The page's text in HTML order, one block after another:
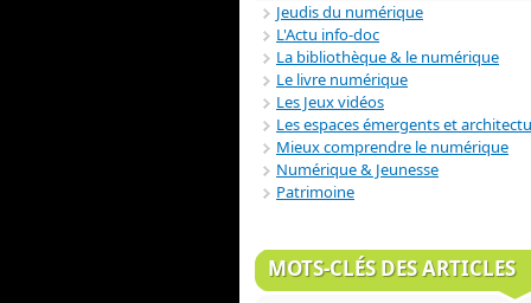
Jeudis du numérique
L'Actu info-doc
La bibliothèque & le numérique
Le livre numérique
Les Jeux vidéos
Les espaces émergents et
Mieux comprendre le numérique
Numérique & Jeunesse
Patrimoine
MOTS-CLÉS DES ARTICLES